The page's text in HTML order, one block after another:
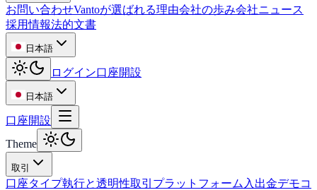
お問い合わせVantoが選ばれる理由会社の歩み会社ニュース
採用情報法的文書
日本語
ログイン口座開設
日本語
口座開設
Theme
取引
口座タイプ執行と透明性取引プラットフォーム 入出金デモコ